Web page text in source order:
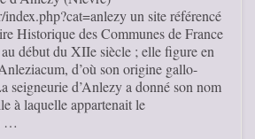
un site référencé
Historique des Communes de France
début du XIIe siècle ; elle figure en
d’où son origine gallo-
seigneurie d’Anlezy a donné son nom
à laquelle appartenait le
…